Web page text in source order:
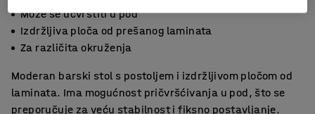
Može se učvrstiti u pod
Izdržljiva ploča od prešanog laminata
Za različita okruženja
Moderan barski stol s postoljem i izdržljivom pločom od
laminata. Ima mogućnost pričvršćivanja u pod, što se
preporučuje za veću stabilnost i fiksno postavljanje.